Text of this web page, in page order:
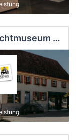
Freilichtmuseum Neuhausen ob Eck